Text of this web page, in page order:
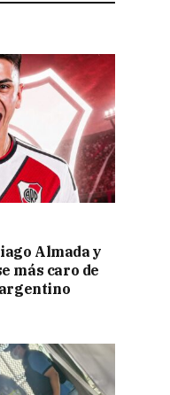
Almada y
más caro de